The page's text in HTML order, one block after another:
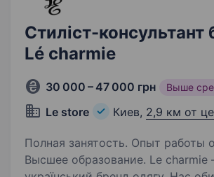
Стиліст-консультант
Lé charmie
30 000 – 47 000 грн Выше
Le store Киев, 2,9 км от
Полная занятость. Опыт работы
Высшее образование. Le charmie —